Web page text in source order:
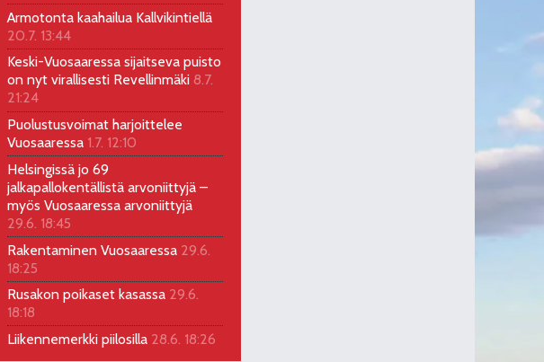
Armotonta kaahailua Kallvikintiellä
20.7. 13:44
Keski-Vuosaaressa sijaitseva puisto
on nyt virallisesti Revellinmäki 8.7.
21:24
Puolustusvoimat harjoittelee
Vuosaaressa 1.7. 12:10
Helsingissä jo 69
jalkapallokentällistä arvoniittyjä –
myös Vuosaaressa arvoniittyjä
29.6. 18:45
Rakentaminen Vuosaaressa 29.6.
18:25
Rusakon poikaset kasassa 29.6.
18:18
Liikennemerkki piilosilla 28.6. 18:26